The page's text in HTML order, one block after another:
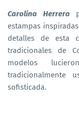
Carolina Herrera
estampas
detalles de esta
tradicionales de
modelos
tradicionalmente
sofisticada.